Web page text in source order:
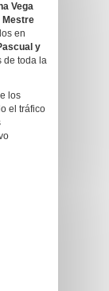
Vega
Mestre
en
y
de toda la
los
el tráfico